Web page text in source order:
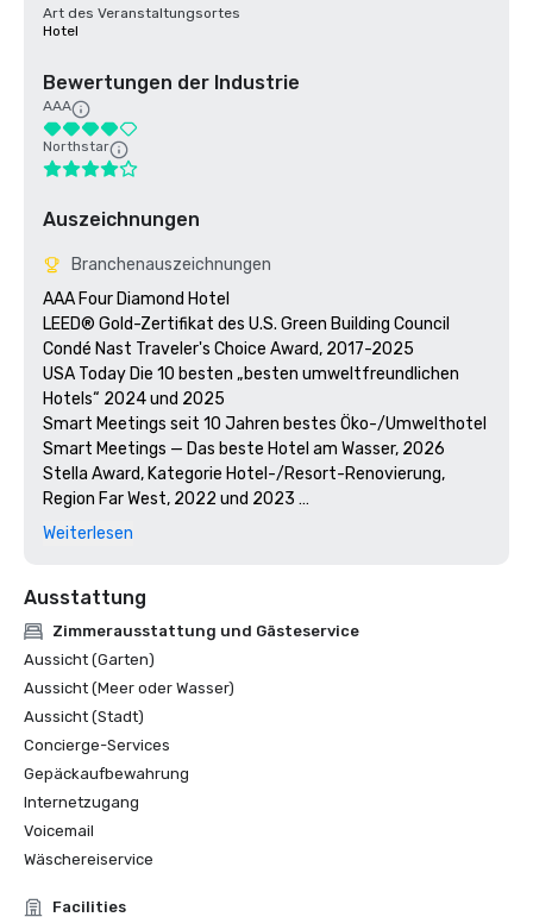
Art des Veranstaltungsortes
Hotel
Bewertungen der Industrie
AAA
Northstar
Auszeichnungen
Branchenauszeichnungen
AAA Four Diamond Hotel
LEED® Gold-Zertifikat des U.S. Green Building Council
Condé Nast Traveler's Choice Award, 2017-2025
USA Today Die 10 besten „besten umweltfreundlichen
Hotels“ 2024 und 2025
Smart Meetings seit 10 Jahren bestes Öko-/Umwelthotel
Smart Meetings — Das beste Hotel am Wasser, 2026
Stella Award, Kategorie Hotel-/Resort-Renovierung,
Region Far West, 2022 und 2023
Tagungen heute Best Of, 2019 und 2024
Weiterlesen
Ausstattung
Zimmerausstattung und Gästeservice
Aussicht (Garten)
Aussicht (Meer oder Wasser)
Aussicht (Stadt)
Concierge-Services
Gepäckaufbewahrung
Internetzugang
Voicemail
Wäschereiservice
Facilities